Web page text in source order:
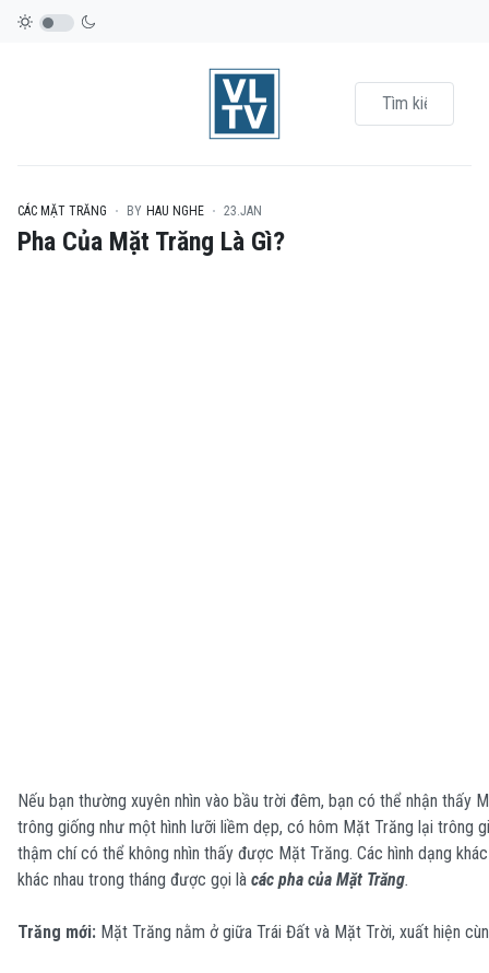
CÁC MẶT TRĂNG BY HAU NGHE 23.JAN
Pha Của Mặt Trăng Là Gì?
Nếu bạn thường xuyên nhìn vào bầu trời đêm, bạn có thể nhận thấy
trông giống như một hình lưỡi liềm dẹp, có hôm Mặt Trăng lại trông
thậm chí có thể không nhìn thấy được Mặt Trăng. Các hình dạng
khác nhau trong tháng được gọi là các pha của Mặt Trăng.
Trăng mới: Mặt Trăng nằm ở giữa Trái Đất và Mặt Trời, xuất hiện